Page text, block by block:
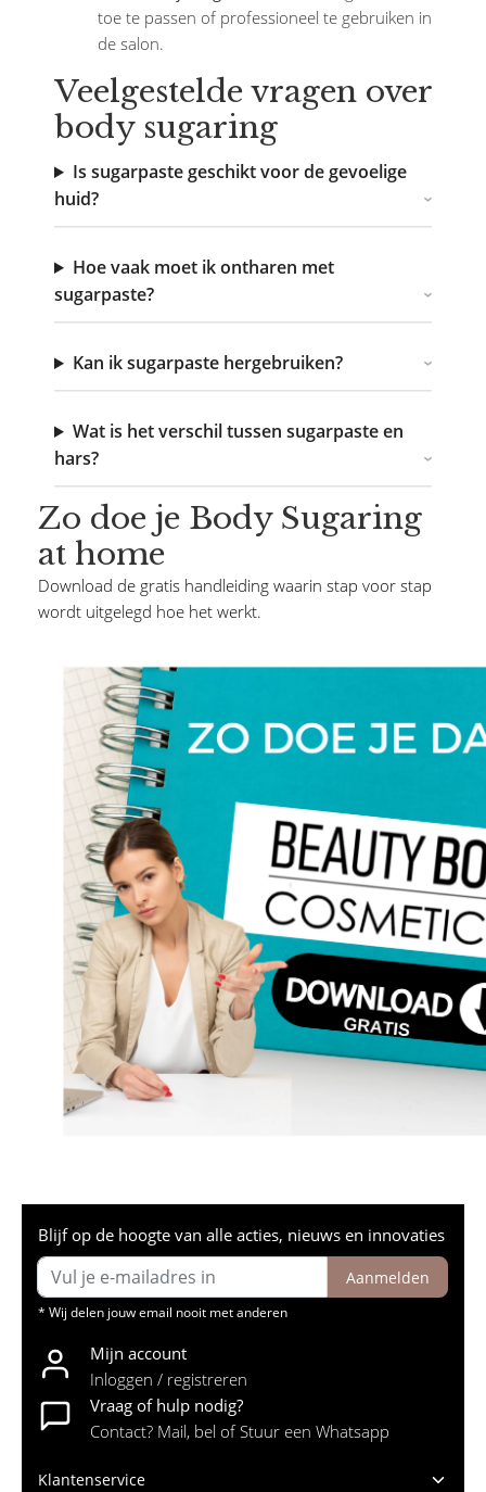
toe te passen of professioneel te gebruiken in
de salon.
Veelgestelde vragen over
body sugaring
Is sugarpaste geschikt voor de gevoelige
huid?
Hoe vaak moet ik ontharen met
sugarpaste?
Kan ik sugarpaste hergebruiken?
Wat is het verschil tussen sugarpaste en
hars?
Zo doe je Body Sugaring
at home
Download de gratis handleiding waarin stap voor stap
wordt uitgelegd hoe het werkt.
Blijf op de hoogte van alle acties, nieuws en innovaties
Aanmelden
* Wij delen jouw email nooit met anderen
Mijn account
Inloggen / registreren
Vraag of hulp nodig?
Contact? Mail, bel of Stuur een Whatsapp
Klantenservice